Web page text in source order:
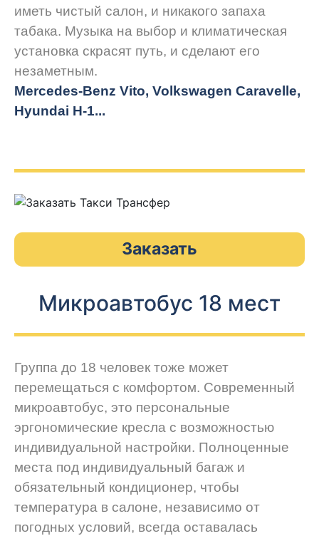
иметь чистый салон, и никакого запаха
табака. Музыка на выбор и климатическая
установка скрасят путь, и сделают его
незаметным.
Mercedes-Benz Vito, Volkswagen Caravelle,
Hyundai H-1...
Заказать
Микроавтобус 18 мест
Группа до 18 человек тоже может
перемещаться с комфортом. Современный
микроавтобус, это персональные
эргономические кресла с возможностью
индивидуальной настройки. Полноценные
места под индивидуальный багаж и
обязательный кондиционер, чтобы
температура в салоне, независимо от
погодных условий, всегда оставалась